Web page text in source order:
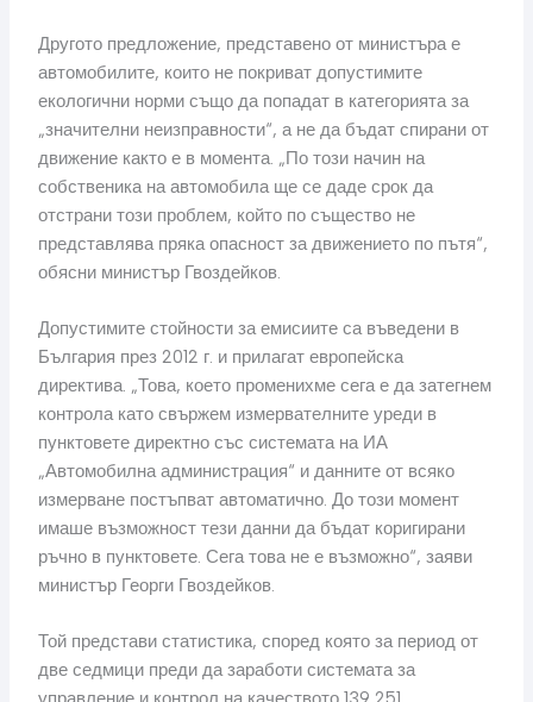
Другото предложение, представено от министъра е
автомобилите, които не покриват допустимите
екологични норми също да попадат в категорията за
„значителни неизправности“, а не да бъдат спирани от
движение както е в момента. „По този начин на
собственика на автомобила ще се даде срок да
отстрани този проблем, който по същество не
представлява пряка опасност за движението по пътя“,
обясни министър Гвоздейков.
Допустимите стойности за емисиите са въведени в
България през 2012 г. и прилагат европейска
директива. „Това, което променихме сега е да затегнем
контрола като свържем измервателните уреди в
пунктовете директно със системата на ИА
„Автомобилна администрация“ и данните от всяко
измерване постъпват автоматично. До този момент
имаше възможност тези данни да бъдат коригирани
ръчно в пунктовете. Сега това не е възможно“, заяви
министър Георги Гвоздейков.
Той представи статистика, според която за период от
две седмици преди да заработи системата за